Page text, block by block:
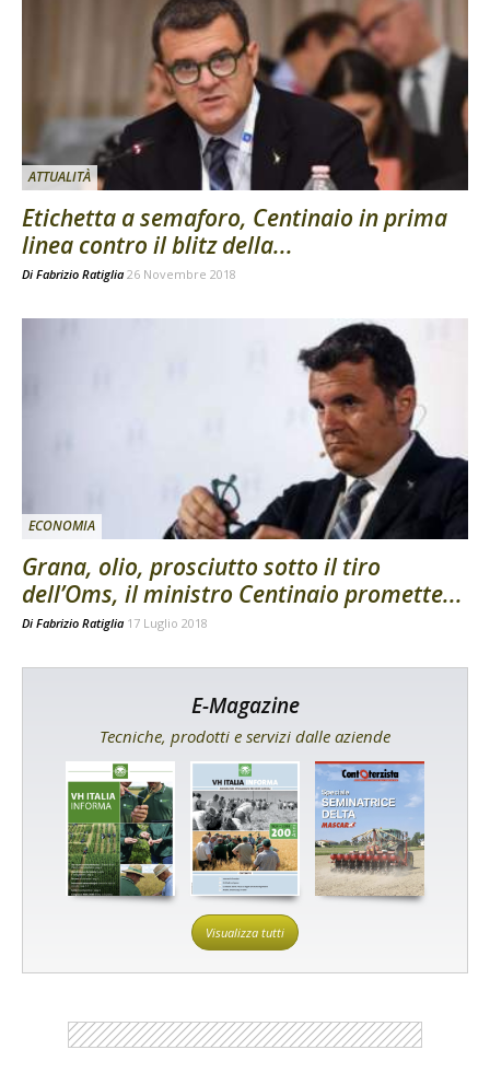
ATTUALITÀ
Etichetta a semaforo, Centinaio in prima
linea contro il blitz della...
Di Fabrizio Ratiglia 26 Novembre 2018
ECONOMIA
Grana, olio, prosciutto sotto il tiro
dell’Oms, il ministro Centinaio promette...
Di Fabrizio Ratiglia 17 Luglio 2018
E-Magazine
Tecniche, prodotti e servizi dalle aziende
Visualizza tutti